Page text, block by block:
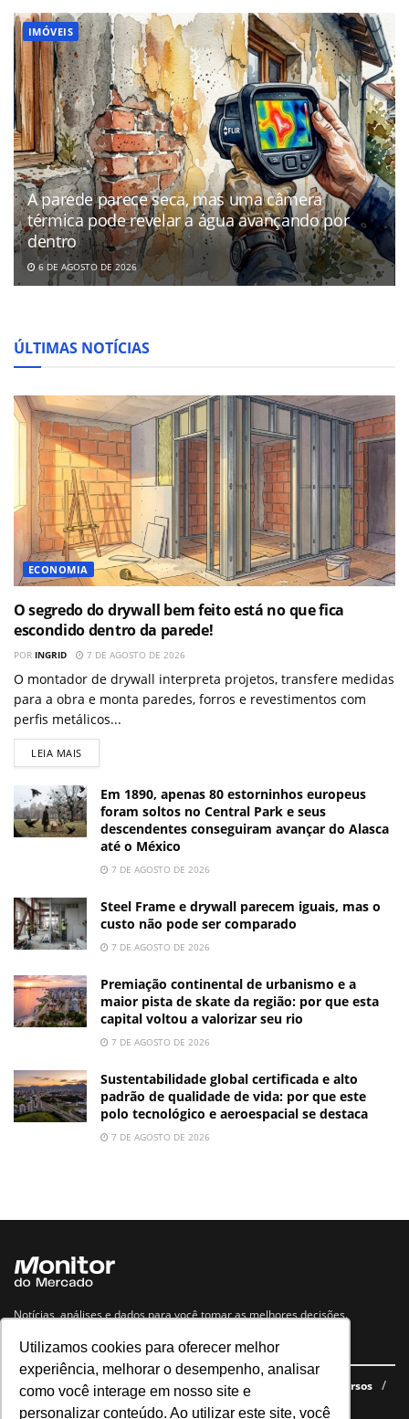
Utilizamos cookies para oferecer melhor
experiência, melhorar o desempenho, analisar
como você interage em nosso site e
personalizar conteúdo. Ao utilizar este site, você
IMÓVEIS
A parede parece seca, mas uma câmera
térmica pode revelar a água avançando por
dentro
6 DE AGOSTO DE 2026
ÚLTIMAS NOTÍCIAS
ECONOMIA
O segredo do drywall bem feito está no que fica
escondido dentro da parede!
POR INGRID 7 DE AGOSTO DE 2026
O montador de drywall interpreta projetos, transfere medidas
para a obra e monta paredes, forros e revestimentos com
perfis metálicos...
LEIA MAIS
Em 1890, apenas 80 estorninhos europeus
foram soltos no Central Park e seus
descendentes conseguiram avançar do Alasca
até o México
7 DE AGOSTO DE 2026
Steel Frame e drywall parecem iguais, mas o
custo não pode ser comparado
7 DE AGOSTO DE 2026
Premiação continental de urbanismo e a
maior pista de skate da região: por que esta
capital voltou a valorizar seu rio
7 DE AGOSTO DE 2026
Sustentabilidade global certificada e alto
padrão de qualidade de vida: por que este
polo tecnológico e aeroespacial se destaca
7 DE AGOSTO DE 2026
Notícias, análises e dados para você tomar as melhores decisões.
Navegue no site
Últimas notícias Quem somos E-books gratuitos
Cursos
Política de privacidade